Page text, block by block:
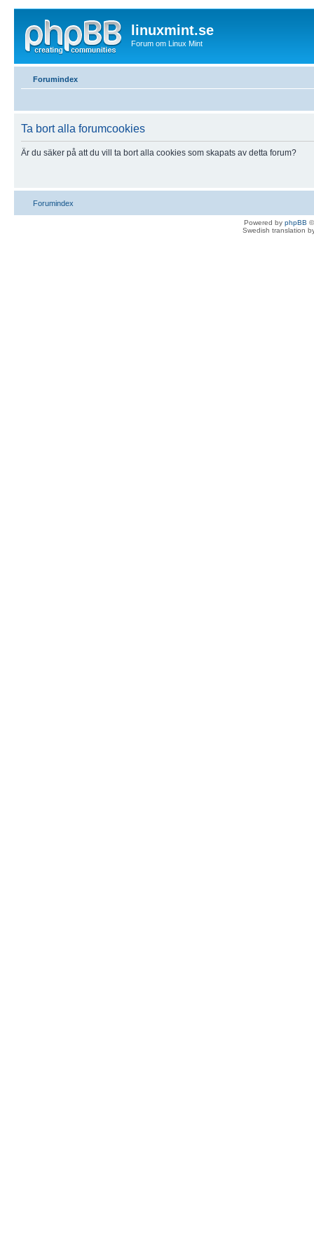
linuxmint.se
Forum om Linux Mint
Forumindex
Ta bort alla forumcookies
Är du säker på att du vill ta bort alla cookies som skapats av detta forum?
Forumindex
Powered by phpBB
Swedish translation